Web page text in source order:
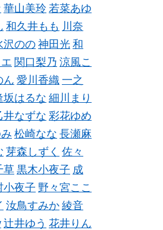
華山美玲 若菜あゆ
和久井もも 川奈
沢のの 神田光 和
関口梨乃 涼風こ
ん 愛川香織 一之
坂はるな 細川まり
井なずな 彩花ゆめ
松崎なな 長瀬麻
芽森しずく 佐々
草 黒木小夜子 成
小夜子 野々宮ここ
汝鳥すみか 綾音
辻井ゆう 花井りん